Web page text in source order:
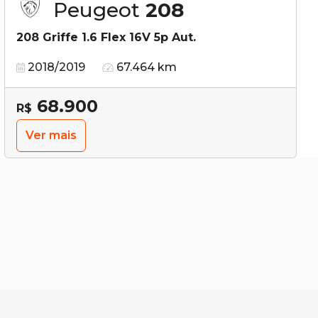
Peugeot 208
208 Griffe 1.6 Flex 16V 5p Aut.
2018/2019 67.464 km
R$ 68.900
Ver mais